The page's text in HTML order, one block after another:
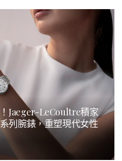
Jaeger-LeCoultre積家
列腕錶，重塑現代女性